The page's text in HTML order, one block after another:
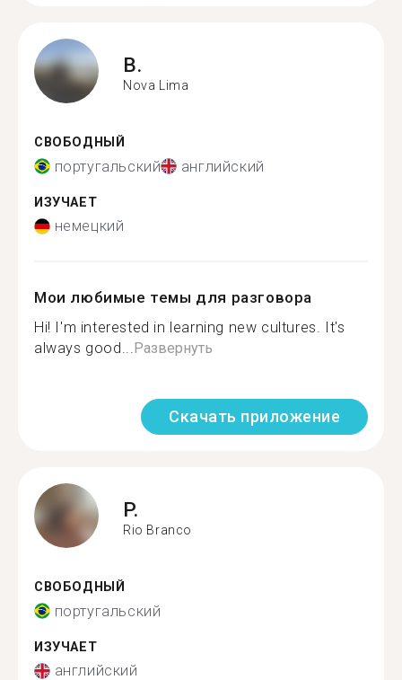
B.
Nova Lima
СВОБОДНЫЙ
португальский английский
ИЗУЧАЕТ
немецкий
Мои любимые темы для разговора
Hi! I'm interested in learning new cultures. It's
always good...Развернуть
Скачать приложение
P.
Rio Branco
СВОБОДНЫЙ
португальский
ИЗУЧАЕТ
английский